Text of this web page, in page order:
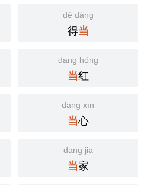
dé dàng
得当
dāng hóng
当红
dāng xīn
当心
dāng jiā
当家